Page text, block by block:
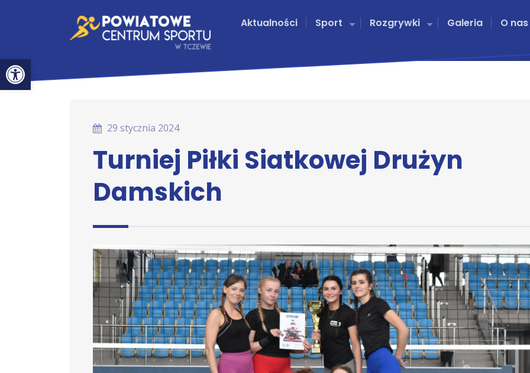
Otwórz pasek narzędzi
Aktualności Sport Rozgrywki Galeria O nas
29 stycznia 2024
Turniej Piłki Siatkowej Drużyn
Damskich